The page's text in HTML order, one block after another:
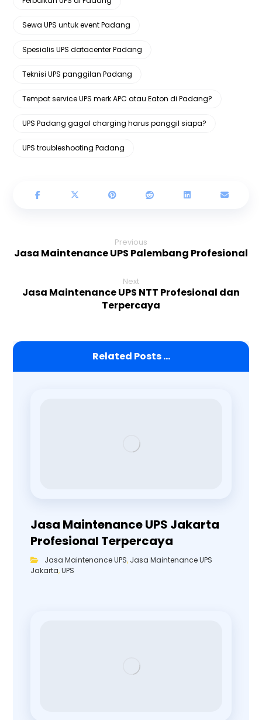
Sewa UPS untuk event Padang
Spesialis UPS datacenter Padang
Teknisi UPS panggilan Padang
Tempat service UPS merk APC atau Eaton di Padang?
UPS Padang gagal charging harus panggil siapa?
UPS troubleshooting Padang
Previous
Jasa Maintenance UPS Palembang Profesional
Next
Jasa Maintenance UPS NTT Profesional dan
Terpercaya
Related Posts ...
Jasa Maintenance UPS Jakarta
Profesional Terpercaya
Jasa Maintenance UPS, Jasa Maintenance UPS
Jakarta,UPS